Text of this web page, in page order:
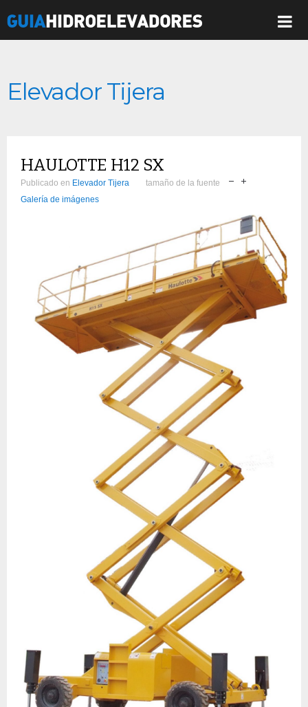
Elevador Tijera
HAULOTTE H12 SX
Publicado en Elevador Tijera
tamaño de la fuente
Galería de imágenes